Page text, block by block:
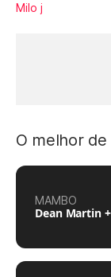
Milo j
O melhor
MAMBO
Dean Martin